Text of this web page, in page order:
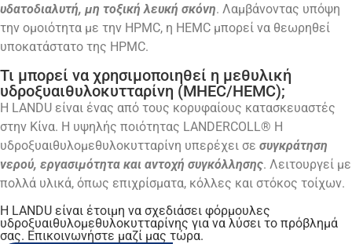
υδατοδιαλυτή, μη τοξική λευκή σκόνη. Λαμβάνοντας υπόψη
την ομοιότητα με την HPMC, η HEMC μπορεί να θεωρηθεί
υποκατάστατο της HPMC.
Τι μπορεί να χρησιμοποιηθεί η μεθυλική
υδροξυαιθυλοκυτταρίνη (MHEC/HEMC);
Η LANDU είναι ένας από τους κορυφαίους κατασκευαστές
στην Κίνα. Η υψηλής ποιότητας LANDERCOLL® Η
υδροξυαιθυλομεθυλοκυτταρίνη υπερέχει σε συγκράτηση
νερού, εργασιμότητα και αντοχή συγκόλλησης. Λειτουργεί με
πολλά υλικά, όπως επιχρίσματα, κόλλες και στόκος τοίχων.
Η LANDU είναι έτοιμη να σχεδιάσει φόρμουλες
υδροξυαιθυλομεθυλοκυτταρίνης για να λύσει το πρόβλημά
σας. Επικοινωνήστε μαζί μας τώρα.